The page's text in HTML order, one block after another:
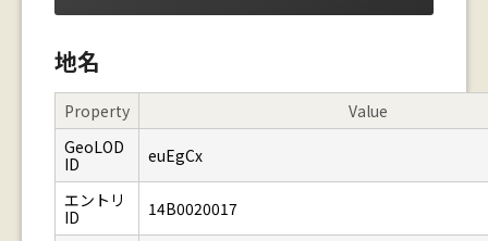
地名
Property
Value
GeoLOD
ID
euEgCx
エントリ
ID
14B0020017